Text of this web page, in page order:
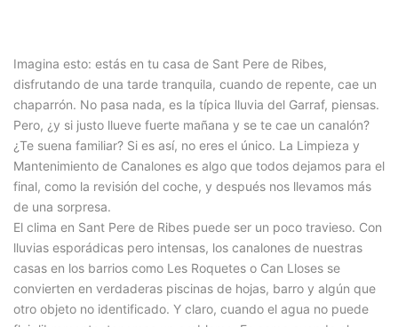
Imagina esto: estás en tu casa de Sant Pere de Ribes,
disfrutando de una tarde tranquila, cuando de repente, cae un
chaparrón. No pasa nada, es la típica lluvia del Garraf, piensas.
Pero, ¿y si justo llueve fuerte mañana y se te cae un canalón?
¿Te suena familiar? Si es así, no eres el único. La Limpieza y
Mantenimiento de Canalones es algo que todos dejamos para el
final, como la revisión del coche, y después nos llevamos más
de una sorpresa.
El clima en Sant Pere de Ribes puede ser un poco travieso. Con
lluvias esporádicas pero intensas, los canalones de nuestras
casas en los barrios como Les Roquetes o Can Lloses se
convierten en verdaderas piscinas de hojas, barro y algún que
otro objeto no identificado. Y claro, cuando el agua no puede